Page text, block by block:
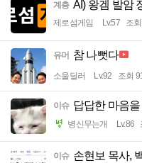
계층 AI) 왕겜 발암
제로섬게임 Lv.57 조
유머 참 나뻣다
소울딜러 Lv.92 조회
이슈 답답한 마음
병신무는개 Lv.86
이슈 손현보 목사,